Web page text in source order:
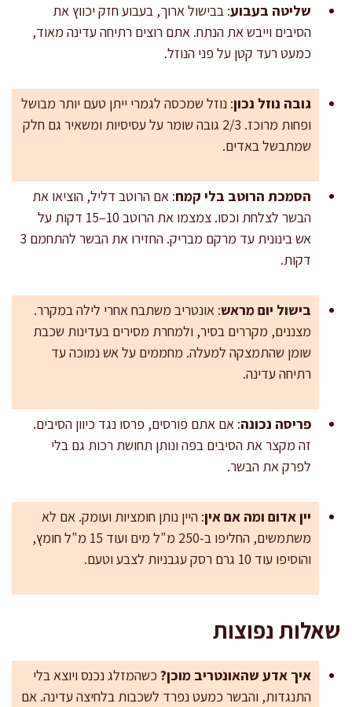
שליטה בעבוע: בבישול ארוך, בעבוע חזק יכווץ את
הסיבים וייבש את הנתח. אתם רוצים רתיחה עדינה מאוד,
כמעט רעד קטן על פני הנוזל.
גובה נוזל נכון: נוזל שמכסה לגמרי ייתן טעם יותר מבושל
ופחות מרוכז. 2/3 גובה שומר על עסיסיות ומשאיר גם חלק
שמתבשל באדים.
הסמכת הרוטב בלי קמח: אם הרוטב דליל, הוציאו את
הבשר לצלחת וכסו. צמצמו את הרוטב 10–15 דקות על
אש בינונית עד מרקם מבריק. החזירו את הבשר להתחמם 3
דקות.
בישול יום מראש: אונטריב משתבח אחרי לילה במקרר.
מצננים, מקררים בסיר, ולמחרת מסירים בעדינות שכבת
שומן שהתמצקה למעלה. מחממים על אש נמוכה עד
רתיחה עדינה.
פריסה נכונה: אם אתם פורסים, פרסו נגד כיוון הסיבים.
זה מקצר את הסיבים בפה ונותן תחושת רכות גם בלי
לפרק את הבשר.
יין אדום ומה אם אין: היין נותן חומציות ועומק. אם לא
משתמשים, החליפו ב-250 מ"ל מים ועוד 15 מ"ל חומץ,
והוסיפו עוד 10 גרם רסק עגבניות לצבע וטעם.
שאלות נפוצות
איך אדע שהאונטריב מוכן? כשהמזלג נכנס ויוצא בלי
התנגדות, והבשר כמעט נפרד לשכבות בלחיצה עדינה. אם